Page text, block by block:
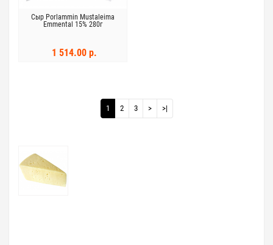
Сыр Porlammin Mustaleima
Emmental 15% 280г
1 514.00 р.
1 2 3 > >|